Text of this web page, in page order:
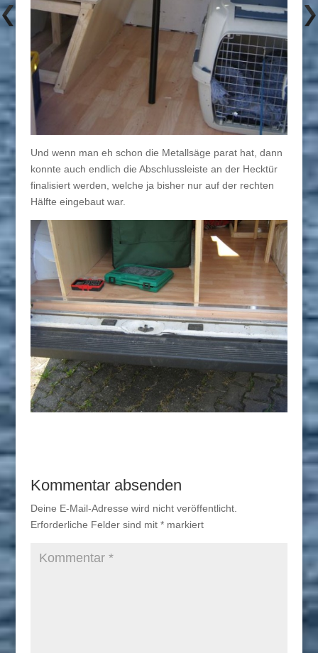
Und wenn man eh schon die Metallsäge parat hat, dann
konnte auch endlich die Abschlussleiste an der Hecktür
finalisiert werden, welche ja bisher nur auf der rechten
Hälfte eingebaut war.
Kommentar absenden
Deine E-Mail-Adresse wird nicht veröffentlicht.
Erforderliche Felder sind mit *markiert